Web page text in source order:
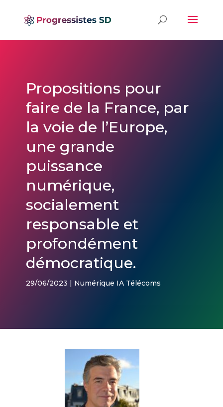
Propositions pour
faire de la France, par
la voie de l’Europe,
une grande
puissance
numérique,
socialement
responsable et
profondément
démocratique.
29/06/2023 | Numérique IA Télécoms